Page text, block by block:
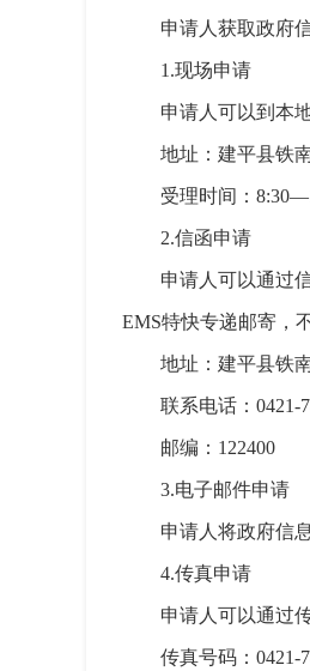
申请人获取政府
1.现场申请
申请人可以到本
地址：建平县铁
受理时间：
2.信函申请
申请人可以通过
EMS特快专递邮寄，
地址：建平县铁
联系电话：0421-
邮编：122400
3.电子邮件申请
申请人将政府信
4.传真申请
申请人可以通过
传真号码：0421-